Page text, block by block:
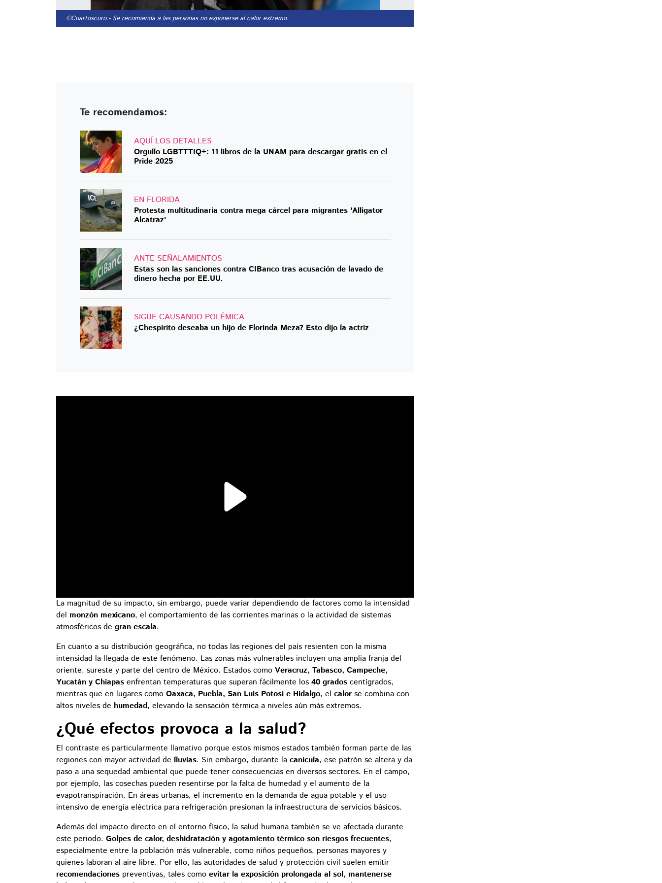
©Cuartoscuro.- Se recomienda a las personas no exponerse al calor extremo.
Te recomendamos:
AQUÍ LOS DETALLES
Orgullo LGBTTTIQ+: 11 libros de la UNAM para descargar gratis en el
Pride 2025
EN FLORIDA
Protesta multitudinaria contra mega cárcel para migrantes 'Alligator
Alcatraz'
ANTE SEÑALAMIENTOS
Estas son las sanciones contra CIBanco tras acusación de lavado de
dinero hecha por EE.UU.
SIGUE CAUSANDO POLÉMICA
¿Chespirito deseaba un hijo de Florinda Meza? Esto dijo la actriz
La magnitud de su impacto, sin embargo, puede variar dependiendo de factores como la intensidad
del monzón mexicano, el comportamiento de las corrientes marinas o la actividad de sistemas
atmosféricos de gran escala.
En cuanto a su distribución geográfica, no todas las regiones del país resienten con la misma
intensidad la llegada de este fenómeno. Las zonas más vulnerables incluyen una amplia franja del
oriente, sureste y parte del centro de México. Estados como Veracruz, Tabasco, Campeche,
Yucatán y Chiapas enfrentan temperaturas que superan fácilmente los 40 grados centígrados,
mientras que en lugares como Oaxaca, Puebla, San Luis Potosí e Hidalgo, el calor se combina con
altos niveles de humedad, elevando la sensación térmica a niveles aún más extremos.
¿Qué efectos provoca a la salud?
El contraste es particularmente llamativo porque estos mismos estados también forman parte de las
regiones con mayor actividad de lluvias. Sin embargo, durante la canícula, ese patrón se altera y da
paso a una sequedad ambiental que puede tener consecuencias en diversos sectores. En el campo,
por ejemplo, las cosechas pueden resentirse por la falta de humedad y el aumento de la
evapotranspiración. En áreas urbanas, el incremento en la demanda de agua potable y el uso
intensivo de energía eléctrica para refrigeración presionan la infraestructura de servicios básicos.
Además del impacto directo en el entorno físico, la salud humana también se ve afectada durante
este periodo. Golpes de calor, deshidratación y agotamiento térmico son riesgos frecuentes,
especialmente entre la población más vulnerable, como niños pequeños, personas mayores y
quienes laboran al aire libre. Por ello, las autoridades de salud y protección civil suelen emitir
recomendaciones preventivas, tales como evitar la exposición prolongada al sol, mantenerse